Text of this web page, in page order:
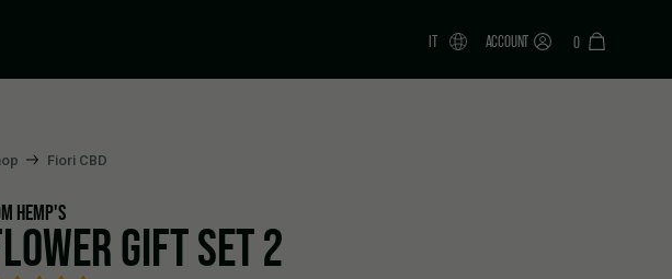
IT ACCOUNT 0
Fiori CBD
HEMP'S
GIFT SET 2